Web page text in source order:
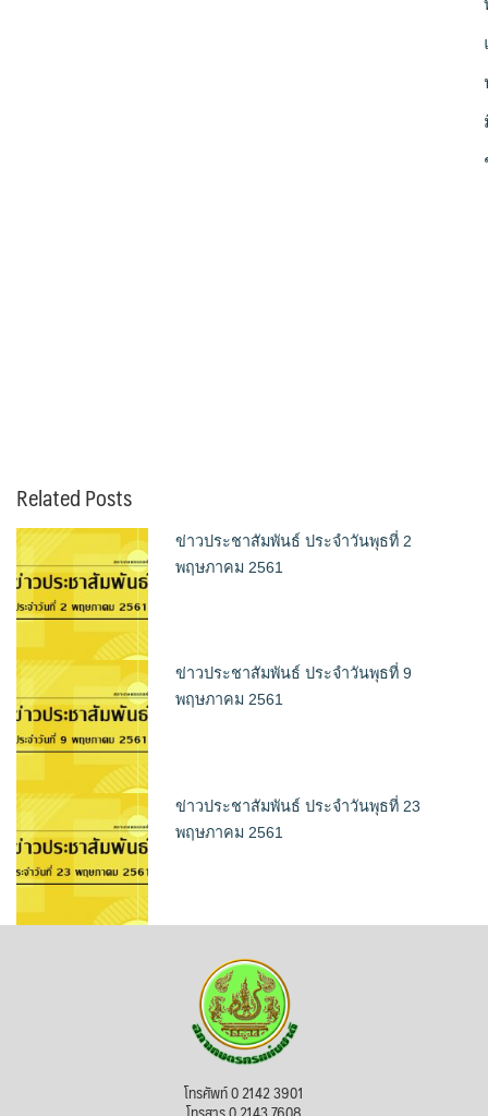
Related Posts
ข่าวประชาสัมพันธ์ ประจำวันพุธที่ 2
พฤษภาคม 2561
ข่าวประชาสัมพันธ์ ประจำวันพุธที่ 9
พฤษภาคม 2561
ข่าวประชาสัมพันธ์ ประจำวันพุธที่ 23
พฤษภาคม 2561
โทรศัพท์ 0 2142 3901